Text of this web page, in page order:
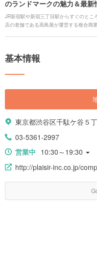
のランドマークの魅力＆最新
JR新宿駅や新宿三丁目駅からすぐのとこ
店の老舗である高島屋が運営する複合商
専門店のお手頃アイテムまで、何でも揃
事では、オリジナルショップや屋上庭園
屋で買える限定商品などもあわせてご紹
基本情報
東京都渋谷区千駄ケ谷５
03-5361-2997
営業中 10:30～19:30
http://plaisir-inc.co.jp/